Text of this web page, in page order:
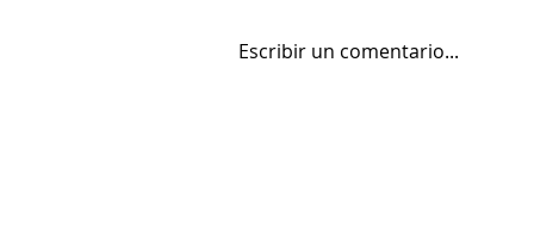
Escribir un comentario...